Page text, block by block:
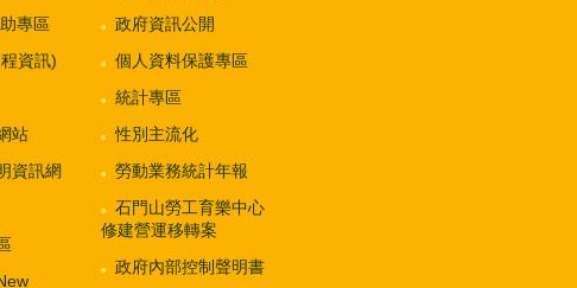
專區
資訊)
站
資訊網
政府資訊公開
個人資料保護專區
統計專區
性別主流化
勞動業務統計年報
石門山勞工育樂中心
修建營運移轉案
政府內部控制聲明書